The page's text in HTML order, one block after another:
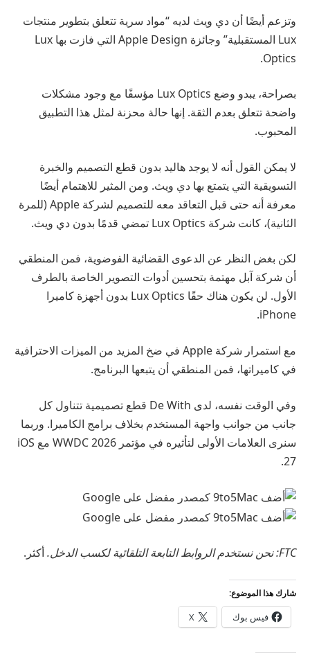
وتزعم أيضًا أن دي ويث لديه “مواد سرية تتعلق بتطوير منتجات
Lux المستقبلية” وجائزة Apple Design التي فازت بها Lux
Optics.
بصراحة، يبدو وضع Lux Optics مؤسفًا مع وجود مشكلات
واضحة تتعلق بعدم الثقة. إنها حالة محزنة لمثل هذا التطبيق
المحبوب.
لا يمكن القول أنه لا يوجد هاليد بدون قطع التصميم والخبرة
التسويقية التي يتمتع بها دي ويث. ومن المثير للاهتمام أيضًا
معرفة أنه حتى قبل التعاقد معه للتصميم لشركة Apple (للمرة
الثانية)، كانت شركة Lux Optics تمضي قدمًا بدون دي ويث.
لكن بغض النظر عن الدعوى القضائية الفوضوية، فمن المنطقي
أن شركة آبل مهتمة بتحسين أدوات التصوير الخاصة بالطرف
الأول. لن يكون هناك حقًا Lux Optics بدون أجهزة كاميرا
iPhone.
مع استمرار شركة Apple في ضخ المزيد من الميزات الاحترافية
في كاميراتها، فمن المنطقي أن يتبعها البرنامج.
وفي الوقت نفسه، لدى De With قطع تصميمية تتناول كل
جانب من جوانب واجهة المستخدم بخلاف برامج الكاميرا. وربما
سنرى العلامات الأولى لتأثيره في مؤتمر WWDC 2026 مع iOS
27.
FTC: نحن نستخدم الروابط التابعة التلقائية لكسب الدخل. أكثر.
شارك هذا الموضوع:
فيس بوك X